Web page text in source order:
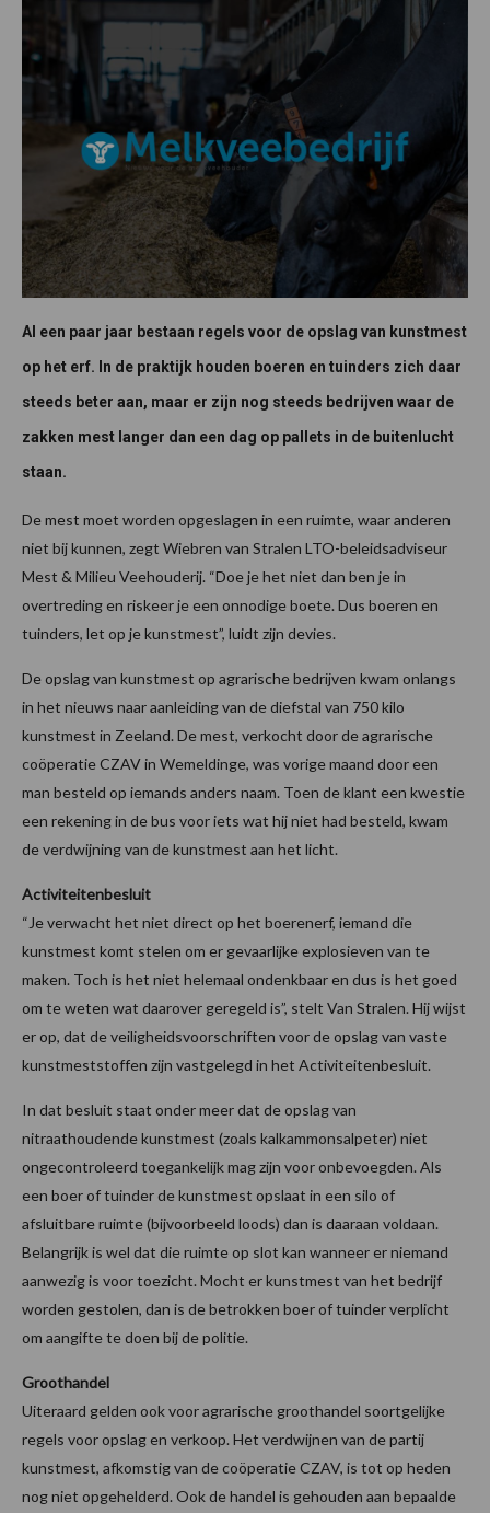
Al een paar jaar bestaan regels voor de opslag van kunstmest
op het erf. In de praktijk houden boeren en tuinders zich daar
steeds beter aan, maar er zijn nog steeds bedrijven waar de
zakken mest langer dan een dag op pallets in de buitenlucht
staan.
De mest moet worden opgeslagen in een ruimte, waar anderen
niet bij kunnen, zegt Wiebren van Stralen LTO-beleidsadviseur
Mest & Milieu Veehouderij. “Doe je het niet dan ben je in
overtreding en riskeer je een onnodige boete. Dus boeren en
tuinders, let op je kunstmest”, luidt zijn devies.
De opslag van kunstmest op agrarische bedrijven kwam onlangs
in het nieuws naar aanleiding van de diefstal van 750 kilo
kunstmest in Zeeland. De mest, verkocht door de agrarische
coöperatie CZAV in Wemeldinge, was vorige maand door een
man besteld op iemands anders naam. Toen de klant een kwestie
een rekening in de bus voor iets wat hij niet had besteld, kwam
de verdwijning van de kunstmest aan het licht.
Activiteitenbesluit
“Je verwacht het niet direct op het boerenerf, iemand die
kunstmest komt stelen om er gevaarlijke explosieven van te
maken. Toch is het niet helemaal ondenkbaar en dus is het goed
om te weten wat daarover geregeld is”, stelt Van Stralen. Hij wijst
er op, dat de veiligheidsvoorschriften voor de opslag van vaste
kunstmeststoffen zijn vastgelegd in het Activiteitenbesluit.
In dat besluit staat onder meer dat de opslag van
nitraathoudende kunstmest (zoals kalkammonsalpeter) niet
ongecontroleerd toegankelijk mag zijn voor onbevoegden. Als
een boer of tuinder de kunstmest opslaat in een silo of
afsluitbare ruimte (bijvoorbeeld loods) dan is daaraan voldaan.
Belangrijk is wel dat die ruimte op slot kan wanneer er niemand
aanwezig is voor toezicht. Mocht er kunstmest van het bedrijf
worden gestolen, dan is de betrokken boer of tuinder verplicht
om aangifte te doen bij de politie.
Groothandel
Uiteraard gelden ook voor agrarische groothandel soortgelijke
regels voor opslag en verkoop. Het verdwijnen van de partij
kunstmest, afkomstig van de coöperatie CZAV, is tot op heden
nog niet opgehelderd. Ook de handel is gehouden aan bepaalde